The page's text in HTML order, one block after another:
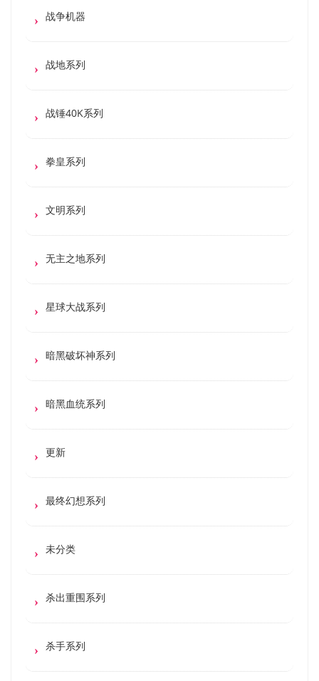
战争机器
战地系列
战锤40K系列
拳皇系列
文明系列
无主之地系列
星球大战系列
暗黑破坏神系列
暗黑血统系列
更新
最终幻想系列
未分类
杀出重围系列
杀手系列